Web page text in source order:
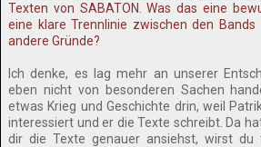
Texten von SABATON. Was das eine
eine klare Trennlinie zwischen den
andere Gründe?
Ich denke, es lag mehr an unserer
eben nicht von besonderen Sachen
etwas Krieg und Geschichte drin, weil
interessiert und er die Texte schreibt. Da
dir die Texte genauer ansiehst, wirst du